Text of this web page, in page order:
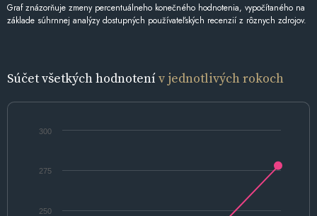
Graf znázorňuje zmeny percentuálneho konečného hodnotenia, vypočítaného na
základe súhrnnej analýzy dostupných používateľských recenzií z rôznych zdrojov.
Súčet všetkých hodnotenív jednotlivých rokoch
250
275
300